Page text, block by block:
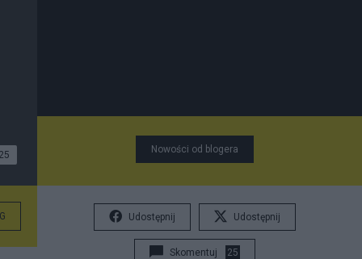
25 Nowości od blogera
Udostępnij Udostępnij
Skomentuj 25